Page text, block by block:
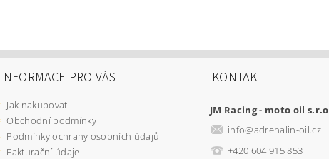
INFORMACE PRO VÁS
Jak nakupovat
Obchodní podmínky
Podmínky ochrany osobních údajů
Fakturační údaje
KONTAKT
JM Racing - moto oil s.r.o
info@adrenalin-oil.cz
+420 604 915 853